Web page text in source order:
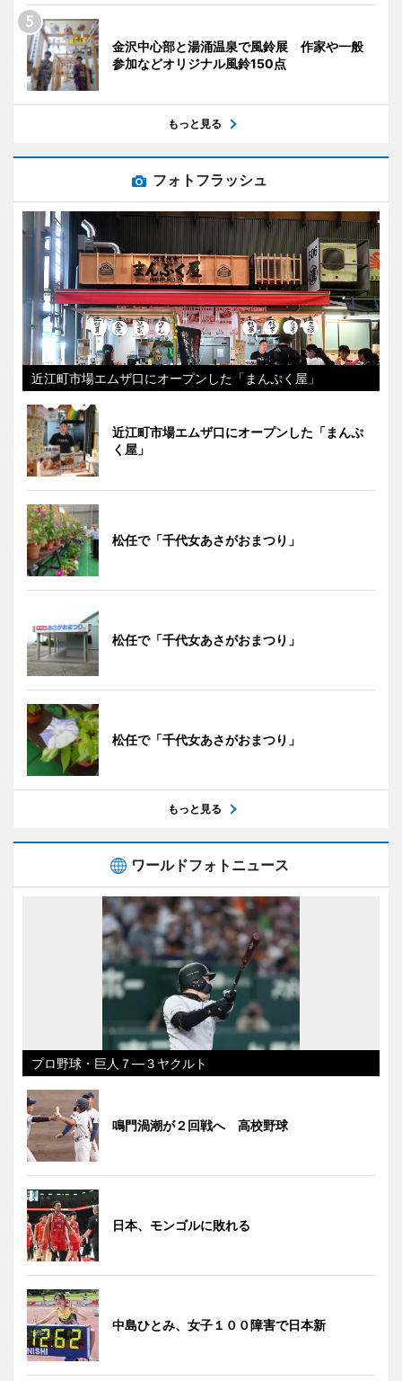
金沢中心部と湯涌温泉で風鈴展 作家や一般
参加などオリジナル風鈴150点
もっと見る
フォトフラッシュ
近江町市場エムザ口にオープンした「まんぷく屋」
近江町市場エムザ口にオープンした「まんぷ
く屋」
松任で「千代女あさがおまつり」
松任で「千代女あさがおまつり」
松任で「千代女あさがおまつり」
もっと見る
ワールドフォトニュース
プロ野球・巨人７―３ヤクルト
鳴門渦潮が２回戦へ 高校野球
日本、モンゴルに敗れる
中島ひとみ、女子１００障害で日本新